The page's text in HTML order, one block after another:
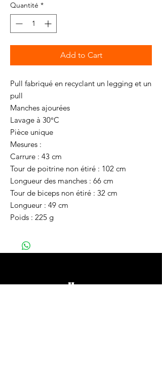
Quantité *
Add to Cart
Pull fabriqué en recyclant un legging et un
pull
Manches ajourées
Lavage à 30°C
Pièce unique
Mesures :
Carrure : 43 cm
Tour de poitrine non étiré : 102 cm
Longueur des manches : 66 cm
Tour de biceps non étiré : 32 cm
Longueur : 49 cm
Poids : 225 g
Home